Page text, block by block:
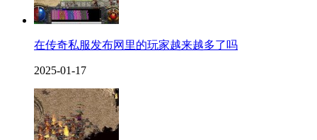
在传奇私服发布网里的玩家越来越多了吗
2025-01-17